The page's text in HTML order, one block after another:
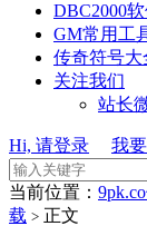
DBC2000
GM常用工
传奇符号大
关注我们
站长
Hi, 请登录 我
当前位置：
载 > 正文